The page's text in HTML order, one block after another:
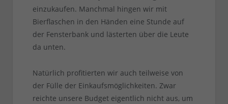
einzukaufen. Manchmal hingen wir mit
Bierflaschen in den Händen eine Stunde auf
der Fensterbank und lästerten über die Leute
da unten.
Natürlich profitierten wir auch teilweise von
der Fülle der Einkaufsmöglichkeiten. Zwar
reichte unsere Budget eigentlich nicht aus, um